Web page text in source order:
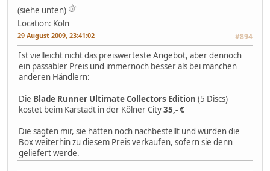
(siehe unten)
Location: Köln
29 August 2009, 23:41:02 #894
Ist vielleicht nicht das preiswerteste Angebot, aber dennoch
ein passabler Preis und immernoch besser als bei manchen
anderen Händlern:
Die Blade Runner Ultimate Collectors Edition (5 Discs)
kostet beim Karstadt in der Kölner City35,- €
Die sagten mir, sie hätten noch nachbestellt und würden die
Box weiterhin zu diesem Preis verkaufen, sofern sie denn
geliefert werde.